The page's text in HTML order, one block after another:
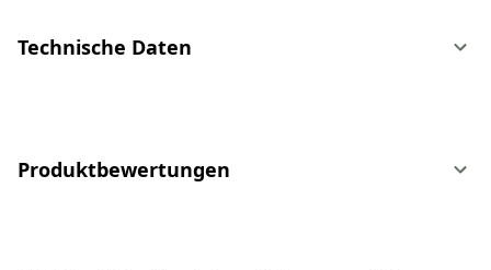
Technische Daten
Produktbewertungen